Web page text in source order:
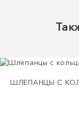
ШЛЕПАНЦЫ С